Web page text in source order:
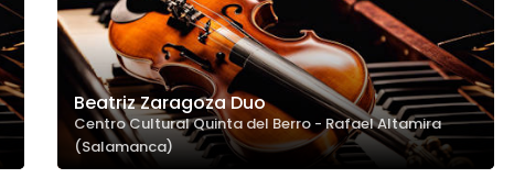
Beatriz Zaragoza Duo
Centro Cultural Quinta del Berro - Rafael Altamira
(Salamanca)